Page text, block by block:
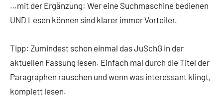
…mit der Ergänzung: Wer eine Suchmaschine bedienen
UND Lesen können sind klarer immer Vorteiler.
Tipp: Zumindest schon einmal das JuSchG in der
aktuellen Fassung lesen. Einfach mal durch die Titel der
Paragraphen rauschen und wenn was interessant klingt,
komplett lesen.